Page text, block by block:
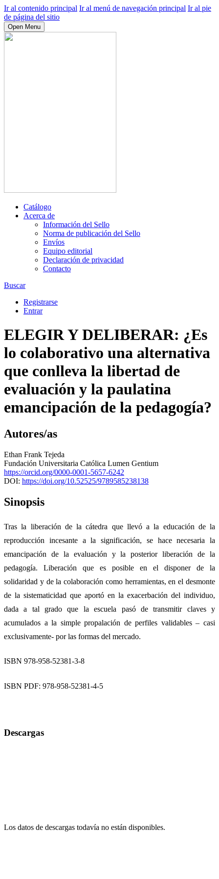
Ir al contenido principal Ir al menú de navegación principal Ir al pie
de página del sitio
Open Menu
Catálogo
Acerca de
Información del Sello
Norma de publicación del Sello
Envíos
Equipo editorial
Declaración de privacidad
Contacto
Buscar
Registrarse
Entrar
ELEGIR Y DELIBERAR: ¿Es
lo colaborativo una alternativa
que conlleva la libertad de
evaluación y la paulatina
emancipación de la pedagogía?
Autores/as
Ethan Frank Tejeda
Fundación Universitaria Católica Lumen Gentium
https://orcid.org/0000-0001-5657-6242
DOI: https://doi.org/10.52525/9789585238138
Sinopsis
Tras la liberación de la cátedra que llevó a la educación de la
reproducción incesante a la significación, se hace necesaria la
emancipación de la evaluación y la posterior liberación de la
pedagogía. Liberación que es posible en el disponer de la
solidaridad y de la colaboración como herramientas, en el desmonte
de la sistematicidad que aportó en la exacerbación del individuo,
dada a tal grado que la escuela pasó de transmitir claves y
acumulados a la simple propalación de perfiles validables – casi
exclusivamente- por las formas del mercado.
ISBN 978-958-52381-3-8
ISBN PDF: 978-958-52381-4-5
Descargas
Los datos de descargas todavía no están disponibles.